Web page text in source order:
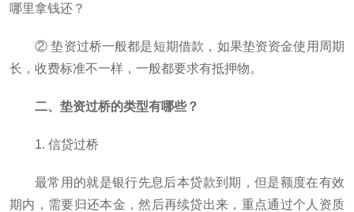
哪里拿钱还？
② 垫资过桥一般都是短期借款，如果垫资资金使用周期
长，收费标准不一样，一般都要求有抵押物。
二、垫资过桥的类型有哪些？
1. 信贷过桥
最常用的就是银行先息后本贷款到期，但是额度在有效
期内，需要归还本金，然后再续贷出来，重点通过个人资质